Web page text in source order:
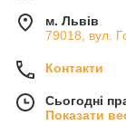
м. Львів
79018, вул.
Контакти
Сьогодні
Показати